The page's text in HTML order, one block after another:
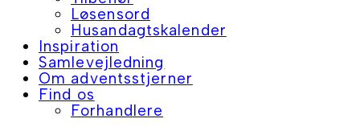
Løsensord
Husandagtskalender
Inspiration
Samlevejledning
Om adventsstjerner
Find os
Forhandlere